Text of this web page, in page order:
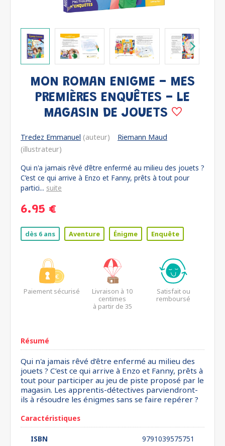
MON ROMAN ENIGME - MES
PREMIÈRES ENQUÊTES - LE
MAGASIN DE JOUETS
Tredez Emmanuel (auteur)
Riemann Maud
(illustrateur)
Qui n'a jamais rêvé d’être enfermé au milieu des jouets ?
C’est ce qui arrive à Enzo et Fanny, prêts à tout pour
partici... suite
6.95 €
dès 6 ans Aventure Énigme Enquête
Paiement sécurisé
Livraison à 10
centimes
à partir de 35
Satisfait ou
remboursé
Résumé
Qui n'a jamais rêvé d’être enfermé au milieu des
jouets ? C’est ce qui arrive à Enzo et Fanny, prêts à
tout pour participer au jeu de piste proposé par le
magasin. Les apprentis-détectives parviendront-
ils à résoudre les énigmes sans se faire repérer ?
Caractéristiques
ISBN
9791039575751